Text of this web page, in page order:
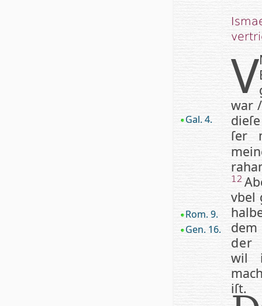
Gal. 4.
Rom. 9.
Gen. 16.
V
war
ſer
12
vbel
der
wil
iſt.